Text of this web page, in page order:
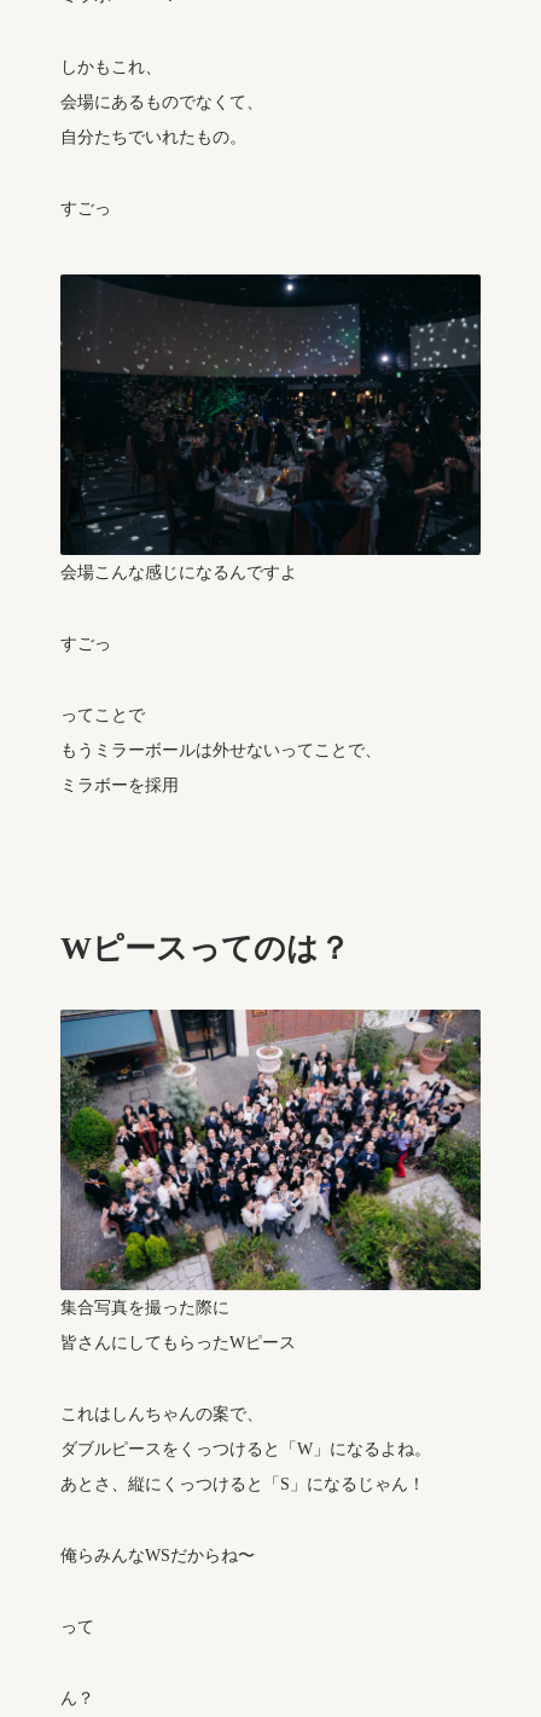
しかもこれ、
会場にあるものでなくて、
自分たちでいれたもの。
すごっ
会場こんな感じになるんですよ
すごっ
ってことで
もうミラーボールは外せないってことで、
ミラボーを採用
Wピースってのは？
集合写真を撮った際に
皆さんにしてもらったWピース
これはしんちゃんの案で、
ダブルピースをくっつけると「W」になるよね。
あとさ、縦にくっつけると「S」になるじゃん！
俺らみんなWSだからね〜
って
ん？